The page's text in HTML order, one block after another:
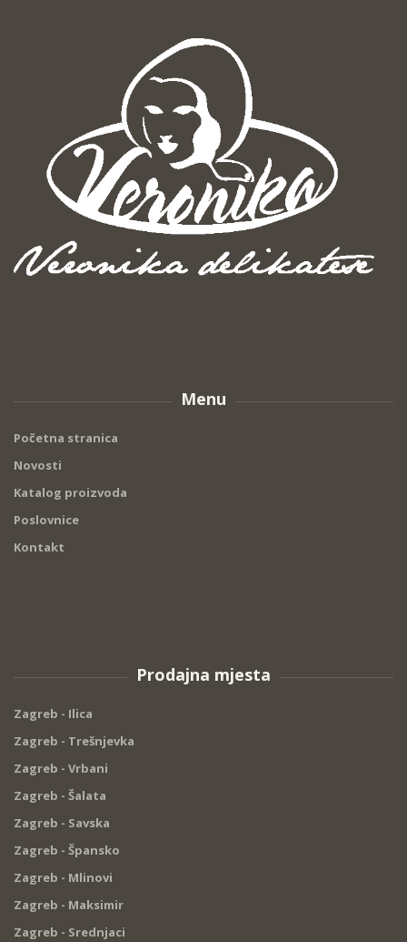
Menu
Početna stranica
Novosti
Katalog proizvoda
Poslovnice
Kontakt
Prodajna mjesta
Zagreb - Ilica
Zagreb - Trešnjevka
Zagreb - Vrbani
Zagreb - Šalata
Zagreb - Savska
Zagreb - Špansko
Zagreb - Mlinovi
Zagreb - Maksimir
Zagreb - Srednjaci